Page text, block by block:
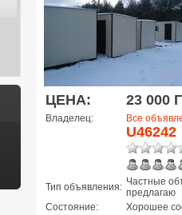
ЦЕНА: 23 000
Владелец: Все
U46242
Тип объявления: Частные
предлагаю
Состояние:
Хорошее